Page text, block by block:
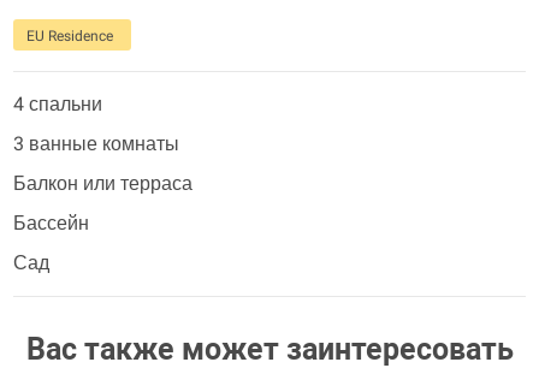
EU Residence
4 спальни
3 ванные комнаты
Балкон или терраса
Бассейн
Сад
Вас также может заинтересовать